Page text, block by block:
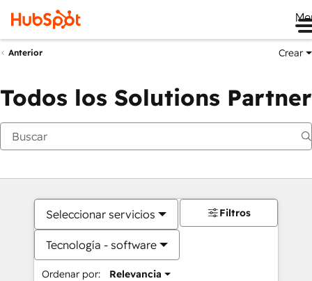
Anterior Crear
Todos los Solutions Partner
Seleccionar servicios
Tecnología - software
Ordenar por: Relevancia
Filtros